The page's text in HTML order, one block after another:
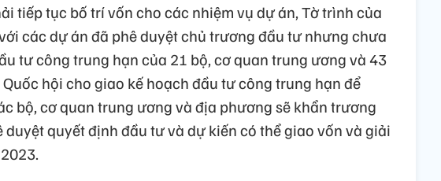
tiếp tục bố trí vốn cho các nhiệm vụ dự án, Tờ trình của
các dự án đã phê duyệt chủ trương đầu tư nhưng chưa
tư công trung hạn của 21 bộ, cơ quan trung ương và 43
hội cho giao kế hoạch đầu tư công trung hạn để
bộ, cơ quan trung ương và địa phương sẽ khẩn trương
duyệt quyết định đầu tư và dự kiến có thể giao vốn và giải